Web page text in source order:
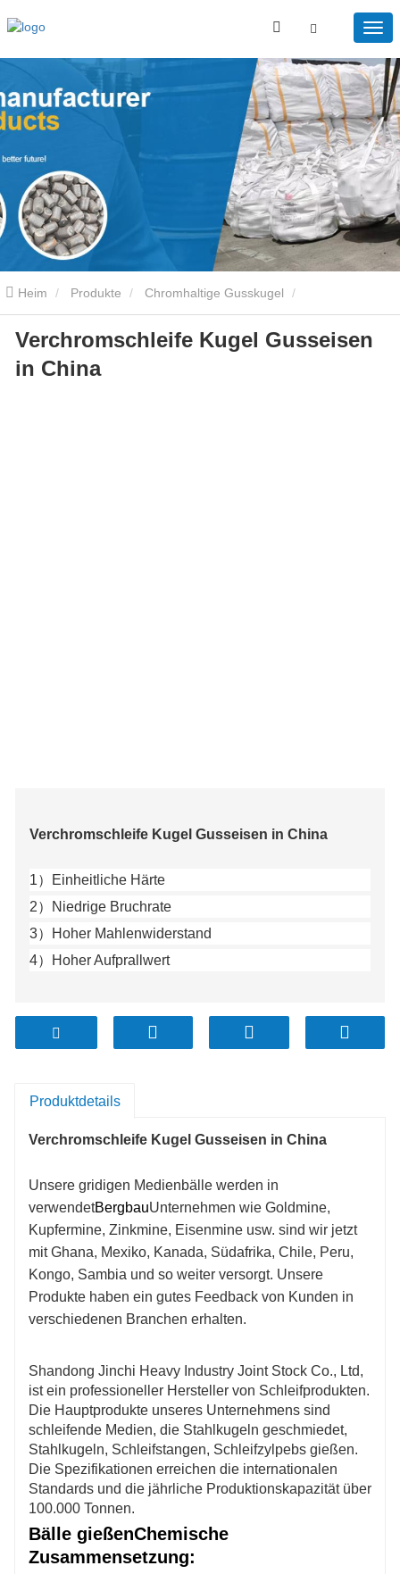
Heim Produkte Chromhaltige Gusskugel
Verchromschleife Kugel Gusseisen in China
Verchromschleife Kugel Gusseisen
in China
Verchromschleife Kugel Gusseisen in China
1）
Einheitliche Härte
2）
Niedrige Bruchrate
3）
Hoher Mahlenwiderstand
4） Hoher Aufprallwert
Produktdetails
Verchromschleife Kugel Gusseisen in China
Unsere gridigen Medienbälle werden in
verwendetBergbauUnternehmen wie Goldmine,
Kupfermine, Zinkmine, Eisenmine usw. sind wir jetzt
mit Ghana, Mexiko, Kanada, Südafrika, Chile, Peru,
Kongo, Sambia und so weiter versorgt. Unsere
Produkte haben ein gutes Feedback von Kunden in
verschiedenen Branchen erhalten.
Shandong Jinchi Heavy Industry Joint Stock Co., Ltd,
ist ein professioneller Hersteller von Schleifprodukten.
Die Hauptprodukte unseres Unternehmens sind
schleifende Medien, die Stahlkugeln geschmiedet,
Stahlkugeln, Schleifstangen, Schleifzylpebs gießen.
Die Spezifikationen erreichen die internationalen
Standards und die jährliche Produktionskapazität über
100.000 Tonnen.
Bälle gießenChemische
Zusammensetzung: